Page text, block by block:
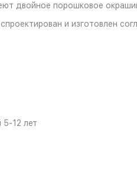
двойное порошковое
и изготовлен
5-12 лет